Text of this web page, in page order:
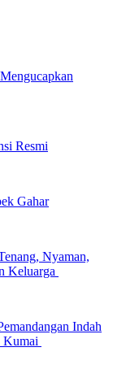
Resmi
Gahar
Nyaman,
Keluarga
Indah
Kumai